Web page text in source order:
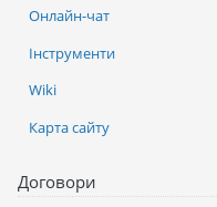
Онлайн-чат
Інструменти
Wiki
Карта сайту
Договори